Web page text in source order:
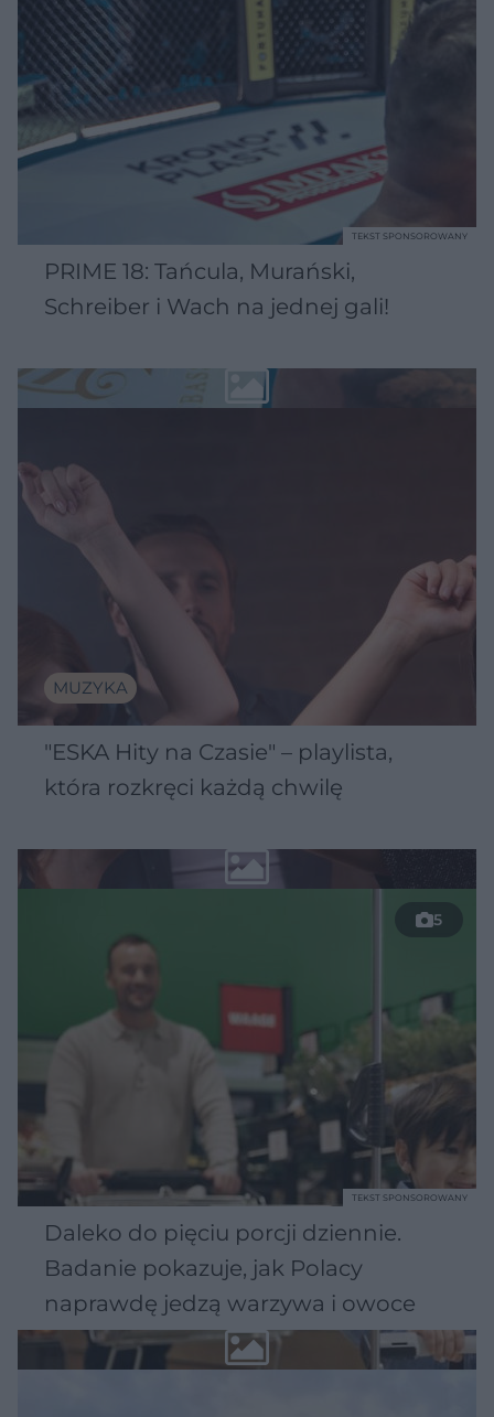
PRIME 18: Tańcula, Murański,
Schreiber i Wach na jednej gali!
TEKST SPONSOROWANY
MUZYKA
"ESKA Hity na Czasie" – playlista,
która rozkręci każdą chwilę
5
Daleko do pięciu porcji dziennie.
Badanie pokazuje, jak Polacy
naprawdę jedzą warzywa i owoce
TEKST SPONSOROWANY